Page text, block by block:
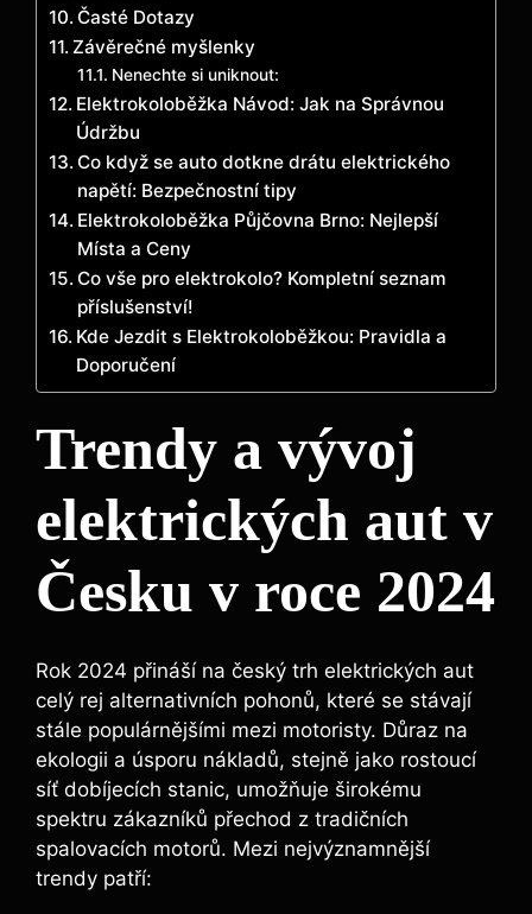
Časté Dotazy
Závěrečné myšlenky
Nenechte si uniknout:
Elektrokoloběžka Návod: Jak na Správnou
Údržbu
Co když se auto dotkne drátu elektrického
napětí: Bezpečnostní tipy
Elektrokoloběžka Půjčovna Brno: Nejlepší
Místa a Ceny
Co vše pro elektrokolo? Kompletní seznam
příslušenství!
Kde Jezdit s Elektrokoloběžkou: Pravidla a
Doporučení
Trendy a vývoj
elektrických aut v
Česku v roce 2024
Rok 2024 přináší na český trh elektrických aut
celý rej alternativních pohonů, které se stávají
stále populárnějšími mezi motoristy. Důraz na
ekologii a úsporu nákladů, stejně jako rostoucí
síť dobíjecích stanic, umožňuje širokému
spektru zákazníků přechod z tradičních
spalovacích motorů. Mezi nejvýznamnější
trendy patří: